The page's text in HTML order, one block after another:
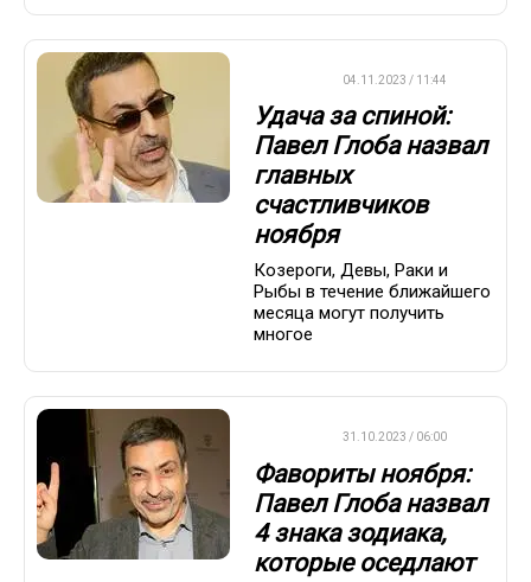
04.11.2023 / 11:44
Удача за спиной:
Павел Глоба назвал
главных
счастливчиков
ноября
Козероги, Девы, Раки и
Рыбы в течение ближайшего
месяца могут получить
многое
31.10.2023 / 06:00
Фавориты ноября:
Павел Глоба назвал
4 знака зодиака,
которые оседлают